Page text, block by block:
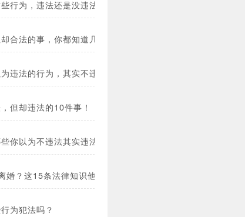
行为，违法还是没违法？
合法的事，你都知道几条？
违法的行为，其实不违法？(图)
但却违法的10件事！
你以为不违法其实违法的事？(图)
婚？这15条法律知识他一定不知道！
为犯法吗？